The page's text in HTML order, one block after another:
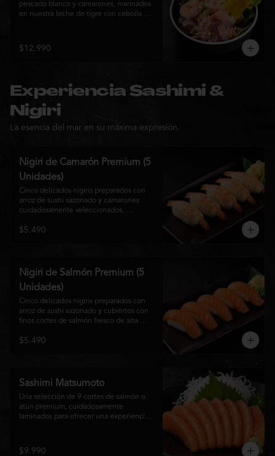
pescado blanco y camarones, marinados
en nuestra leche de tigre con cebolla
para una experiencia Nikkei llena de
frescura, equilibrio y sabor.
$12.990
Experiencia Sashimi &
Nigiri
La esencia del mar en su máxima expresión.
Nigiri de Camarón Premium (5
Unidades)
Cinco delicados nigiris preparados con
arroz de sushi sazonado y camarones
cuidadosamente seleccionados,
Su textura suave, frescura y sabor natural
$5.490
Nigiri de Salmón Premium (5
Unidades)
Cinco delicados nigiris preparados con
arroz de sushi sazonado y cubiertos con
finos cortes de salmón fresco de alta
gastronomía japonesa que destaca por su
$5.490
Sashimi Matsumoto
Una selección de 9 cortes de salmón o
atún premium, cuidadosamente
laminados para ofrecer una experiencia
$9.990